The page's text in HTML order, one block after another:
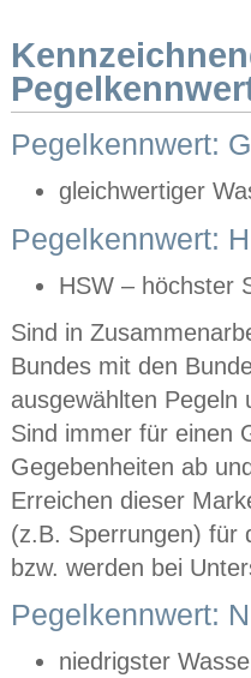
Pegelkennwert:
gleichwertiger
Pegelkennwert:
HSW – höchster
Sind in
Bundes mit den
ausgewählten
Sind immer für einen
Gegebenheiten ab
Erreichen dieser
(z.B. Sperrungen) für
bzw. werden bei
Pegelkennwert:
niedrigster